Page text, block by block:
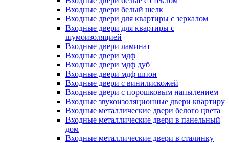
Входные двери белый шелк
Входные двери для квартиры с зеркалом
Входные двери для квартиры с
шумоизоляцией
Входные двери ламинат
Входные двери мдф
Входные двери мдф дуб
Входные двери мдф шпон
Входные двери с винилискожей
Входные двери с порошковым напылением
Входные звукоизоляционные двери квартиру
Входные металлические двери белого цвета
Входные металлические двери в панельный
дом
Входные металлические двери в сталинку